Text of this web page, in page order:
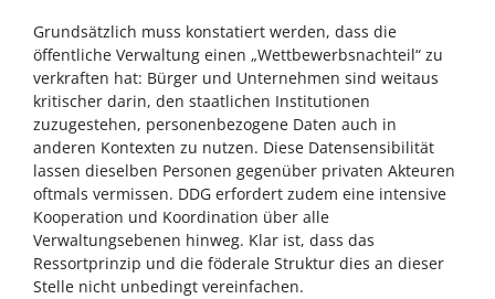
Grundsätzlich muss konstatiert werden, dass die
öffentliche Verwaltung einen „Wettbewerbsnachteil“ zu
verkraften hat: Bürger und Unternehmen sind weitaus
kritischer darin, den staatlichen Institutionen
zuzugestehen, personenbezogene Daten auch in
anderen Kontexten zu nutzen. Diese Datensensibilität
lassen dieselben Personen gegenüber privaten Akteuren
oftmals vermissen. DDG erfordert zudem eine intensive
Kooperation und Koordination über alle
Verwaltungsebenen hinweg. Klar ist, dass das
Ressortprinzip und die föderale Struktur dies an dieser
Stelle nicht unbedingt vereinfachen.